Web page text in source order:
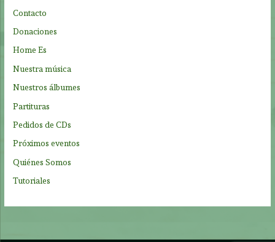
:
Contacto
Donaciones
Home Es
Nuestra música
Nuestros álbumes
Partituras
Pedidos de CDs
Próximos eventos
Quiénes Somos
Tutoriales